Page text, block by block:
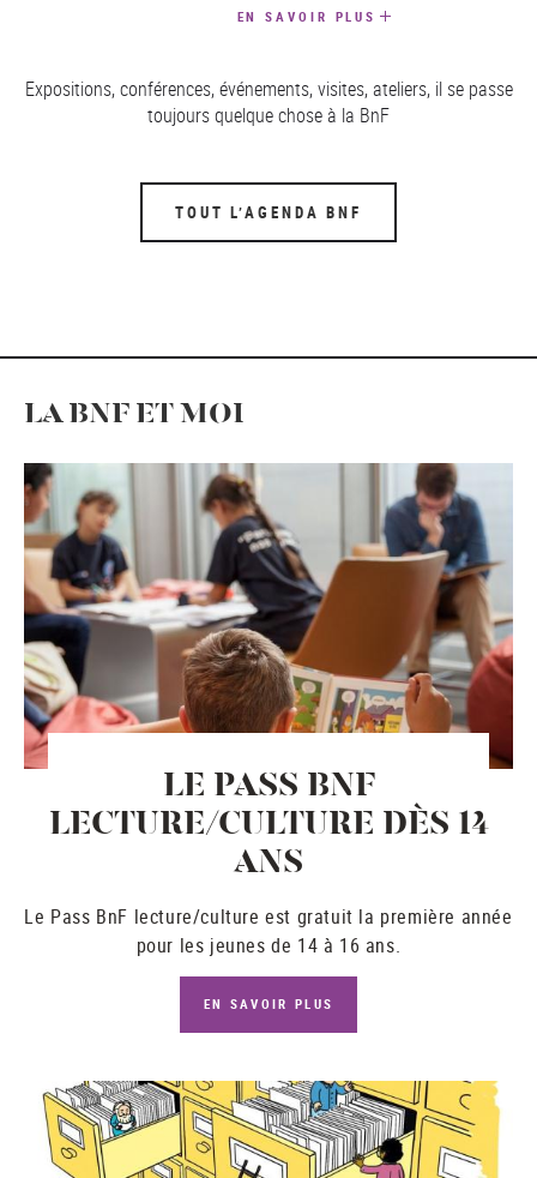
EN SAVOIR PLUS
Expositions, conférences, événements, visites, ateliers, il se passe
toujours quelque chose à la BnF
TOUT L’AGENDA BNF
LA BNF ET MOI
LE PASS BNF
LECTURE/CULTURE DÈS 14
ANS
Le Pass BnF lecture/culture est gratuit la première année
pour les jeunes de 14 à 16 ans.
EN SAVOIR PLUS